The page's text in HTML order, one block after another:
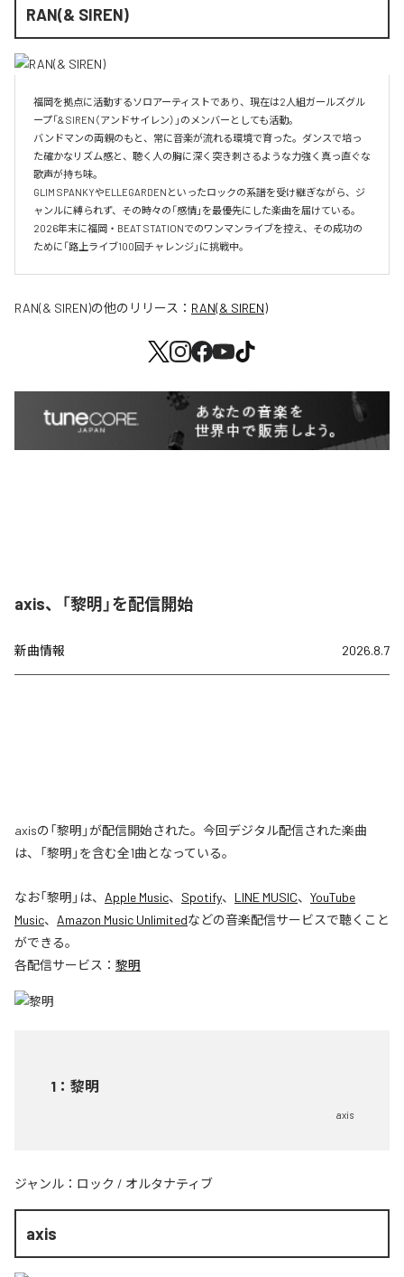
RAN(& SIREN)
福岡を拠点に活動するソロアーティストであり、現在は2人組ガールズグル
ープ「& SIREN（アンドサイレン）」のメンバーとしても活動。
バンドマンの両親のもと、常に音楽が流れる環境で育った。ダンスで培っ
た確かなリズム感と、聴く人の胸に深く突き刺さるような力強く真っ直ぐな
歌声が持ち味。
GLIM SPANKYやELLEGARDENといったロックの系譜を受け継ぎながら、ジ
ャンルに縛られず、その時々の「感情」を最優先にした楽曲を届けている。
2026年末に福岡・BEAT STATIONでのワンマンライブを控え、その成功の
ために「路上ライブ100回チャレンジ」に挑戦中。
RAN(& SIREN)の他のリリース： RAN(& SIREN)
axis、「黎明」を配信開始
新曲情報 2026.8.7
axisの「黎明」が配信開始された。今回デジタル配信された楽曲
は、「黎明」を含む全1曲となっている。
なお「黎明 」は、 Apple Music、 Spotify、 LINE MUSIC、 YouTube
Music、 Amazon Music Unlimitedなどの音楽配信サービスで聴くこと
ができる。
各配信サービス： 黎明
1 ： 黎明
axis
ジャンル： ロック / オルタナティブ
axis